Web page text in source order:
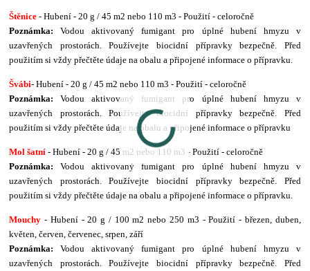
Štěnice - Hubení - 20 g / 45 m2 nebo 110 m3 - Použití - celoročně
Poznámka: Vodou aktivovaný fumigant pro úplné hubení hmyzu v
uzavřených prostorách. Používejte biocidní přípravky bezpečně. Před
použitím si vždy přečtěte údaje na obalu a připojené informace o přípravku.
Švábi- Hubení - 20 g / 45 m2 nebo 110 m3 - Použití - celoročně
Poznámka: Vodou aktivovaný fumigant pro úplné hubení hmyzu v
uzavřených prostorách. Používejte biocidní přípravky bezpečně. Před
použitím si vždy přečtěte údaje na obalu a připojené informace o přípravku
Mol šatní - Hubení - 20 g / 45 m2 nebo 110 m3 - Použití - celoročně
Poznámka: Vodou aktivovaný fumigant pro úplné hubení hmyzu v
uzavřených prostorách. Používejte biocidní přípravky bezpečně. Před
použitím si vždy přečtěte údaje na obalu a připojené informace o přípravku.
Mouchy - Hubení - 20 g / 100 m2 nebo 250 m3 - Použití - březen, duben,
květen, červen, červenec, srpen, září
Poznámka: Vodou aktivovaný fumigant pro úplné hubení hmyzu v
uzavřených prostorách. Používejte biocidní přípravky bezpečně. Před